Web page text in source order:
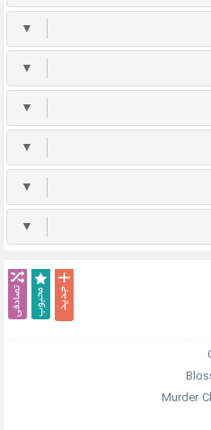
▼
▼
▼
▼
▼
▼